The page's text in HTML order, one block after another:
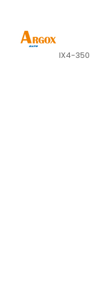
IX4-350